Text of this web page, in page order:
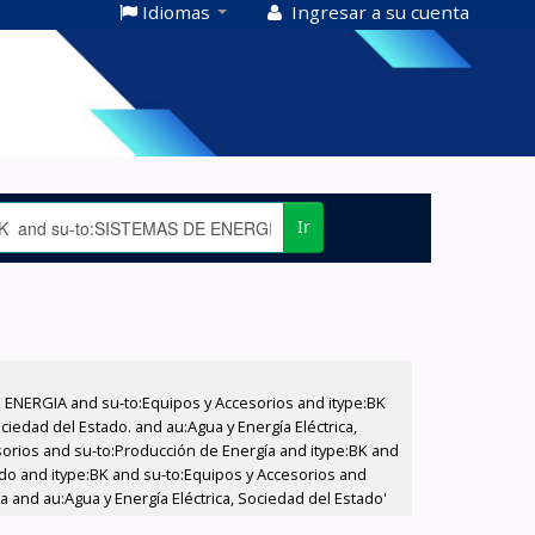
Idiomas Ingresar a su cuenta
Ir
and su-to:Equipos y Accesorios and itype:BK
del Estado. and au:Agua y Energía Eléctrica,
and su-to:Producción de Energía and itype:BK and
and itype:BK and su-to:Equipos y Accesorios and
au:Agua y Energía Eléctrica, Sociedad del Estado'